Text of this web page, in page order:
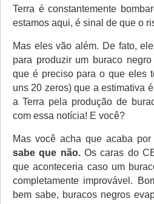
Terra é constantemente
estamos aqui, é sinal de que o
Mas eles vão além. De fato,
para produzir um buraco
que é preciso para o que eles
uns 20 zeros) que a estimativa
a Terra pela produção de
com essa notícia! E você?
Mas você acha que acaba
sabe que não.Os caras do
que aconteceria caso um
completamente improvável.
bem sabe, buracos negros